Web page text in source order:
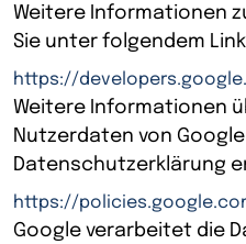
Weitere Informationen
Sie unter folgendem
https://
Weitere Informationen
Nutzerdaten von
Datenschutzerklärung
https://
Google verarbeitet die